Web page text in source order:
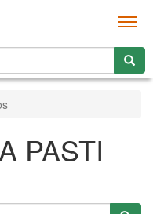
PASTI